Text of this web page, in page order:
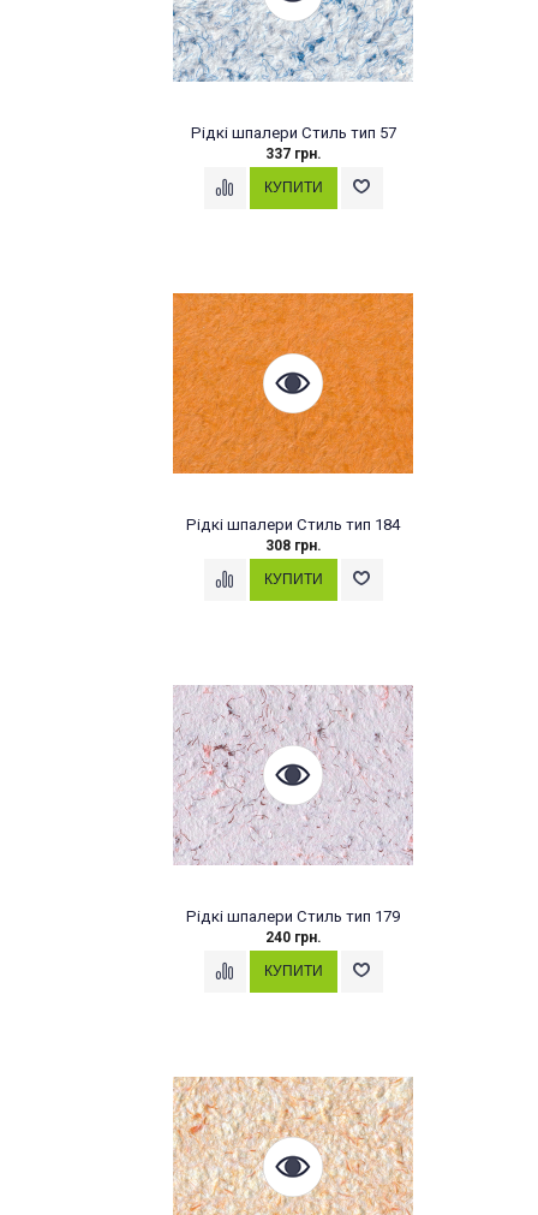
Рідкі шпалери Стиль тип 57
337 грн.
Рідкі шпалери Стиль тип 184
308 грн.
Рідкі шпалери Стиль тип 179
240 грн.